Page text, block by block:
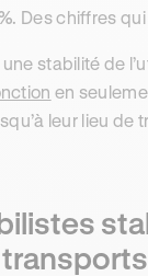
. Des chiffres
stabilité de
en
leur lieu de